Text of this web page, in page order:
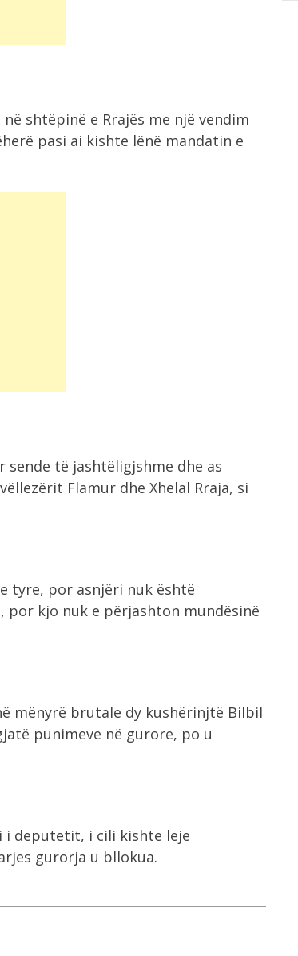
shtëpinë e Rrajës me një vendim
pasi ai kishte lënë mandatin e
sende të jashtëligjshme dhe as
Flamur dhe Xhelal Rraja, si
tyre, por asnjëri nuk është
kjo nuk e përjashton mundësinë
mënyrë brutale dy kushërinjtë Bilbil
punimeve në gurore, po u
i deputetit, i cili kishte leje
gurorja u bllokua.